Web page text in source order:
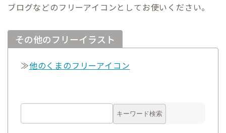
ブログなどのフリーアイコンとしてお使いください。
その他のフリーイラスト
≫他のくまのフリーアイコン